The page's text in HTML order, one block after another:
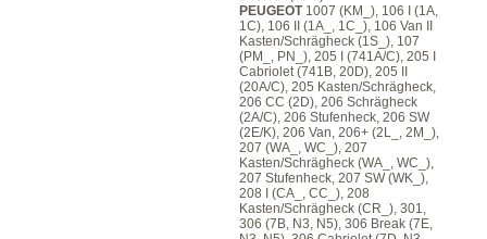
PEUGEOT1007 (KM_), 106 I (1A,
1C), 106 II (1A_, 1C_), 106 Van II
Kasten/Schrägheck (1S_), 107
(PM_, PN_), 205 I (741A/C), 205 I
Cabriolet (741B, 20D), 205 II
(20A/C), 205 Kasten/Schrägheck,
206 CC (2D), 206 Schrägheck
(2A/C), 206 Stufenheck, 206 SW
(2E/K), 206 Van, 206+ (2L_, 2M_),
207 (WA_, WC_), 207
Kasten/Schrägheck (WA_, WC_),
207 Stufenheck, 207 SW (WK_),
208 I (CA_, CC_), 208
Kasten/Schrägheck (CR_), 301,
306 (7B, N3, N5), 306 Break (7E,